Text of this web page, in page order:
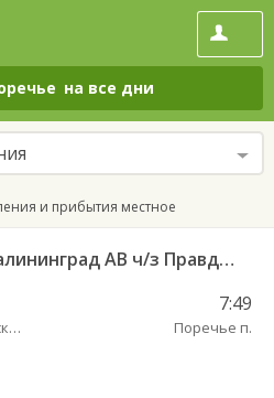
на все дни
и прибытия местное
525А Озерск КДП — Калининград АВ ч/з Правдинск КДП
Озерск Кассово-диспетчерский пункт
7:49
Поречье п.